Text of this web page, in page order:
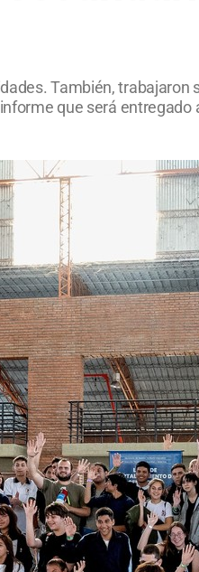
También,
que será